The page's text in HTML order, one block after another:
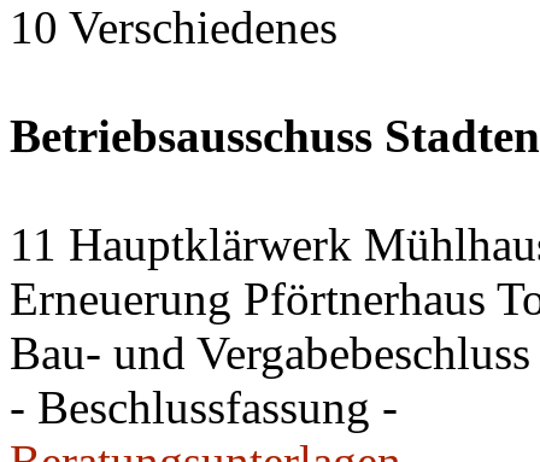
10 Verschiedenes
Betriebsausschuss
11 Hauptklärwerk
Erneuerung Pförtnerhaus
Bau- und Vergabebeschluss
- Beschlussfassung -